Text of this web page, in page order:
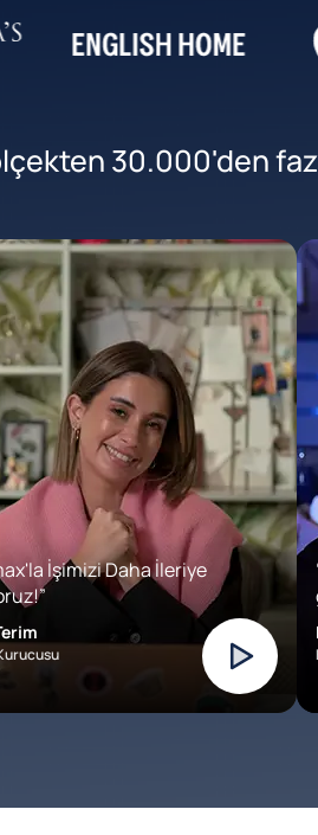
30.000'den
İşimizi Daha İleriye